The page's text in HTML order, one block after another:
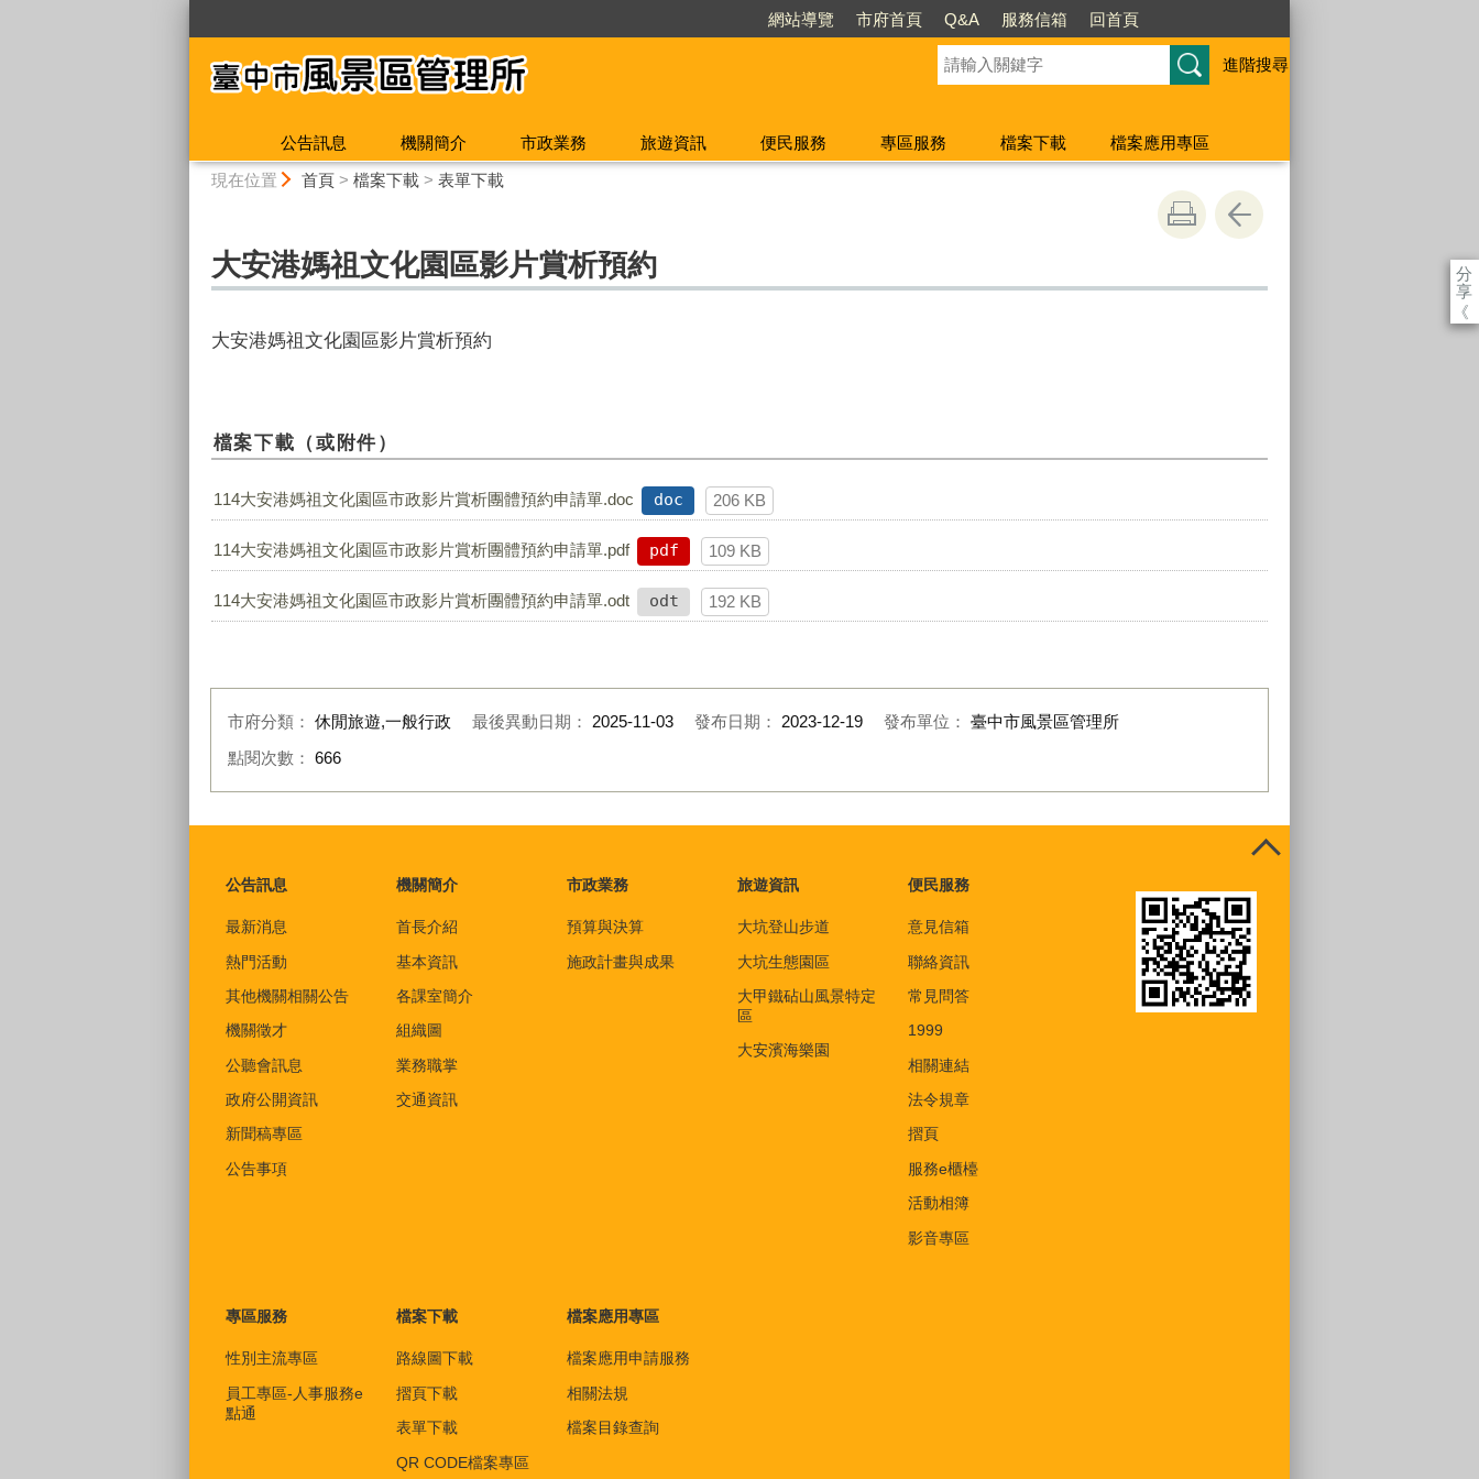
網站導覽 市府首頁 Q&A 服務信箱 回首頁
進階搜尋
公告訊息 機關簡介 市政業務 旅遊資訊 便民服務 專區服務 檔案下載
檔案應用專區
現在位置 首頁> 檔案下載> 表單下載
分
享
《
大安港媽祖文化園區影片賞析預約
大安港媽祖文化園區影片賞析預約
檔案下載（或附件）
114大安港媽祖文化園區市政影片賞析團體預約申請單.doc doc 206 KB
114大安港媽祖文化園區市政影片賞析團體預約申請單.pdf pdf 109 KB
114大安港媽祖文化園區市政影片賞析團體預約申請單.odt odt 192 KB
市府分類： 休閒旅遊,一般行政 最後異動日期： 2025-11-03 發布日期： 2023-12-19 發布單位： 臺中市風景區管理所
點閱次數： 666
公告訊息
最新消息
熱門活動
其他機關相關公告
機關徵才
公聽會訊息
政府公開資訊
新聞稿專區
公告事項
機關簡介
首長介紹
基本資訊
各課室簡介
組織圖
業務職掌
交通資訊
市政業務
預算與決算
施政計畫與成果
旅遊資訊
大坑登山步道
大坑生態園區
大甲鐵砧山風景特定
區
大安濱海樂園
便民服務
意見信箱
聯絡資訊
常見問答
1999
相關連結
法令規章
摺頁
服務e櫃檯
活動相簿
影音專區
專區服務
性別主流專區
員工專區-人事服務e
點通
檔案下載
路線圖下載
摺頁下載
表單下載
QR CODE檔案專區
檔案應用專區
檔案應用申請服務
相關法規
檔案目錄查詢